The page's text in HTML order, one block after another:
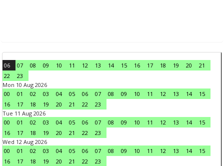
06 07 08 09 10 11 12 13 14 15 16 17 18 19 20
21
22
23
Mon 10 Aug 2026
00
01 02 03 04 05 06 07 08 09 10 11 12 13 14
15
16
17 18 19 20 21 22
23
Tue 11 Aug 2026
00
01 02 03 04 05 06 07 08 09 10 11 12 13 14
15
16
17 18 19 20 21 22
23
Wed 12 Aug 2026
00
01 02 03 04 05 06 07 08 09 10 11 12 13 14
15
16
17 18 19 20 21 22
23